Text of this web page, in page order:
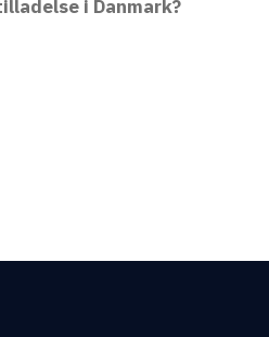
i Danmark?